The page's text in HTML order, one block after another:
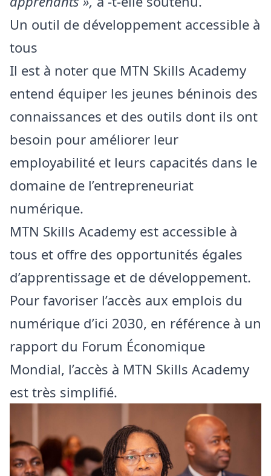
Un outil de développement accessible à
tous
Il est à noter que MTN Skills Academy
entend équiper les jeunes béninois des
connaissances et des outils dont ils ont
besoin pour améliorer leur
employabilité et leurs capacités dans le
domaine de l’entrepreneuriat
numérique.
MTN Skills Academy est accessible à
tous et offre des opportunités égales
d’apprentissage et de développement.
Pour favoriser l’accès aux emplois du
numérique d’ici 2030, en référence à un
rapport du Forum Économique
Mondial, l’accès à MTN Skills Academy
est très simplifié.